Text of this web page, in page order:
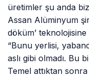
üretimler şu anda
Assan Alüminyum
döküm’
“Bunu yerlisi,
aslı gibi olmadı. Bu
Temel attıktan sonra